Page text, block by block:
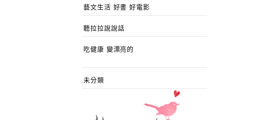
藝文生活 好書 好電影
聽拉拉說說話
吃健康 變漂亮的
未分類